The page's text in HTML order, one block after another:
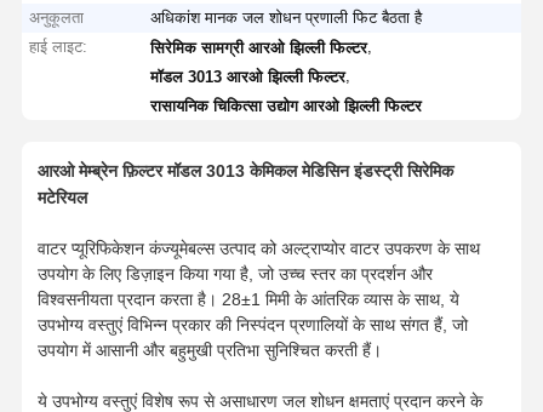
अनुकूलता
अधिकांश मानक जल शोधन प्रणाली फिट बैठता है
हाई लाइट:
सिरेमिक सामग्री आरओ झिल्ली फिल्टर,
मॉडल 3013 आरओ झिल्ली फिल्टर,
रासायनिक चिकित्सा उद्योग आरओ झिल्ली फिल्टर
आरओ मेम्ब्रेन फ़िल्टर मॉडल 3013 केमिकल मेडिसिन इंडस्ट्री सिरेमिक
मटेरियल
वाटर प्यूरिफिकेशन कंज्यूमेबल्स उत्पाद को अल्ट्राप्योर वाटर उपकरण के साथ
उपयोग के लिए डिज़ाइन किया गया है, जो उच्च स्तर का प्रदर्शन और
विश्वसनीयता प्रदान करता है। 28±1 मिमी के आंतरिक व्यास के साथ, ये
उपभोग्य वस्तुएं विभिन्न प्रकार की निस्पंदन प्रणालियों के साथ संगत हैं, जो
उपयोग में आसानी और बहुमुखी प्रतिभा सुनिश्चित करती हैं।
ये उपभोग्य वस्तुएं विशेष रूप से असाधारण जल शोधन क्षमताएं प्रदान करने के